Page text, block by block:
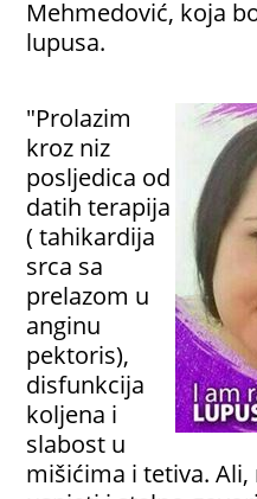
Mehmedović, koja
lupusa.
"Prolazim
kroz niz
posljedica od
datih terapija
( tahikardija
srca sa
prelazom u
anginu
pektoris),
disfunkcija
koljena i
slabost u
mišićima i tetiva.